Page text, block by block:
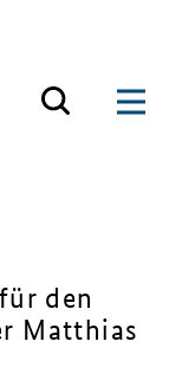
den
Matthias